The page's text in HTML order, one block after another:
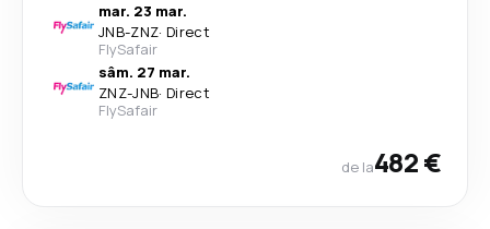
mar. 23 mar.
JNB-ZNZ· Direct
FlySafair
sâm. 27 mar.
ZNZ-JNB· Direct
FlySafair
de la482 €